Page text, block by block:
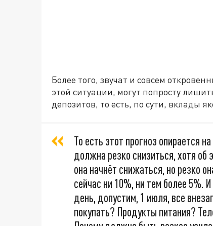
Более того, звучат и совсем
этой ситуации, могут попросту
депозитов, то есть, по сути, вклады
То есть этот прогноз опирается
должна резко снизиться, хотя
она начнёт снижаться, но резко
сейчас ни 10%, ни тем более 5%.
день, допустим, 1 июля, все
покупать? Продукты питания?